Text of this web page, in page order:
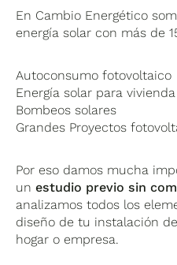
En Cambio Energético
energía solar con más de
Autoconsumo fotovoltaico
Energía solar para
Bombeos solares
Grandes Proyectos
Por eso damos mucha
unestudio previo sin
analizamos todos los
diseño de tu instalación
hogar o empresa.